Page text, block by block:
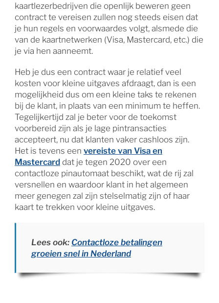
kaartlezerbedrijven die openlijk beweren geen
contract te vereisen zullen nog steeds eisen dat
je hun regels en voorwaardes volgt, alsmede die
van de kaartnetwerken (Visa, Mastercard, etc.) die
je via hen aanneemt.
Heb je dus een contract waar je relatief veel
kosten voor kleine uitgaves afdraagt, dan is een
mogelijkheid dus om een kleine taks te rekenen
bij de klant, in plaats van een minimum te heffen.
Tegelijkertijd zal je beter voor de toekomst
voorbereid zijn als je lage pintransacties
accepteert, nu dat klanten vaker cashloos zijn.
Het is tevens een vereiste van Visa en
Mastercard dat je tegen 2020 over een
contactloze pinautomaat beschikt, wat de rij zal
versnellen en waardoor klant in het algemeen
meer genegen zal zijn stelselmatig zijn of haar
kaart te trekken voor kleine uitgaves.
Lees ook: Contactloze betalingen
groeien snel in Nederland